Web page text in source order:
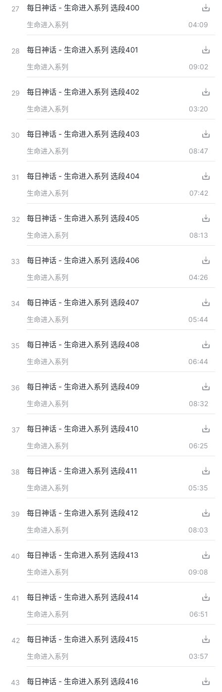
27 每日神话 - 生命进入系列 选段400
生命进入系列 04:09
28 每日神话 - 生命进入系列 选段401
生命进入系列 09:02
29 每日神话 - 生命进入系列 选段402
生命进入系列 03:20
30 每日神话 - 生命进入系列 选段403
生命进入系列 08:47
31 每日神话 - 生命进入系列 选段404
生命进入系列 07:42
32 每日神话 - 生命进入系列 选段405
生命进入系列 08:13
33 每日神话 - 生命进入系列 选段406
生命进入系列 04:26
34 每日神话 - 生命进入系列 选段407
生命进入系列 05:44
35 每日神话 - 生命进入系列 选段408
生命进入系列 06:44
36 每日神话 - 生命进入系列 选段409
生命进入系列 08:32
37 每日神话 - 生命进入系列 选段410
生命进入系列 06:25
38 每日神话 - 生命进入系列 选段411
生命进入系列 05:35
39 每日神话 - 生命进入系列 选段412
生命进入系列 08:03
40 每日神话 - 生命进入系列 选段413
生命进入系列 09:08
41 每日神话 - 生命进入系列 选段414
生命进入系列 06:51
42 每日神话 - 生命进入系列 选段415
生命进入系列 03:57
43 每日神话 - 生命进入系列 选段416